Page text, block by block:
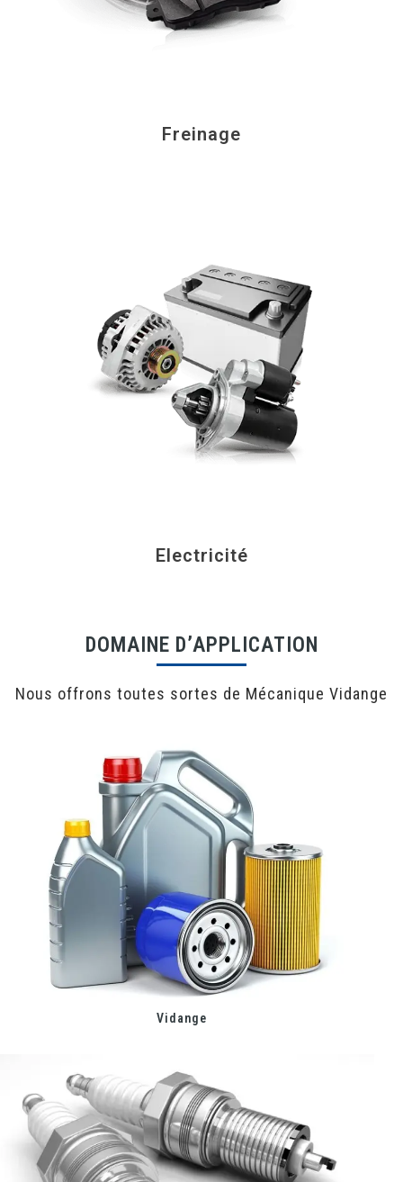
Freinage
Electricité
DOMAINE D’APPLICATION
Nous offrons toutes sortes de Mécanique Vidange
Vidange